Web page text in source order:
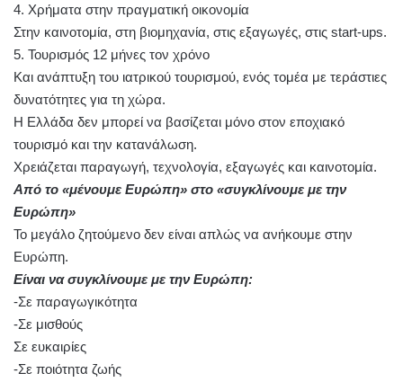
4. Χρήματα στην πραγματική οικονομία
Στην καινοτομία, στη βιομηχανία, στις εξαγωγές, στις start-ups.
5. Τουρισμός 12 μήνες τον χρόνο
Και ανάπτυξη του ιατρικού τουρισμού, ενός τομέα με τεράστιες
δυνατότητες για τη χώρα.
Η Ελλάδα δεν μπορεί να βασίζεται μόνο στον εποχιακό
τουρισμό και την κατανάλωση.
Χρειάζεται παραγωγή, τεχνολογία, εξαγωγές και καινοτομία.
Από το «μένουμε Ευρώπη» στο «συγκλίνουμε με την
Ευρώπη»
Το μεγάλο ζητούμενο δεν είναι απλώς να ανήκουμε στην
Ευρώπη.
Είναι να συγκλίνουμε με την Ευρώπη:
-Σε παραγωγικότητα
-Σε μισθούς
Σε ευκαιρίες
-Σε ποιότητα ζωής